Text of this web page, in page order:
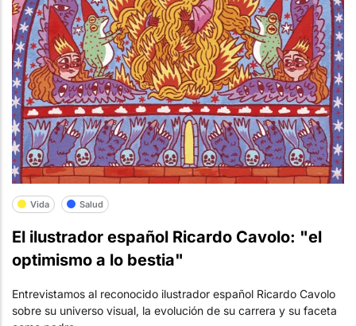
Vida Salud
El ilustrador español Ricardo Cavolo: "el
optimismo a lo bestia"
Entrevistamos al reconocido ilustrador español Ricardo Cavolo
sobre su universo visual, la evolución de su carrera y su faceta